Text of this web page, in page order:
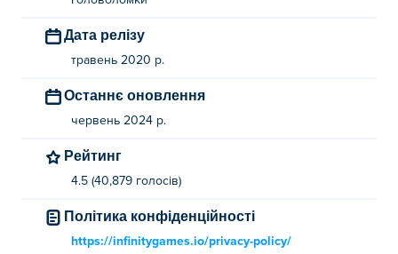
Дата релізу
травень 2020 р.
Останнє оновлення
червень 2024 р.
Рейтинг
4.5 (40,879 голосів)
Політика конфіденційності
https://infinitygames.io/privacy-policy/